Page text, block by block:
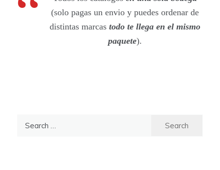
(solo pagas un envio y puedes ordenar de
distintas marcastodo te llega en el mismo
paquete).